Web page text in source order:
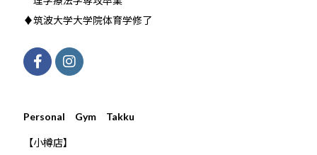
♦筑波大学大学院体育学修了
Personal Gym Takku
【小樽店】